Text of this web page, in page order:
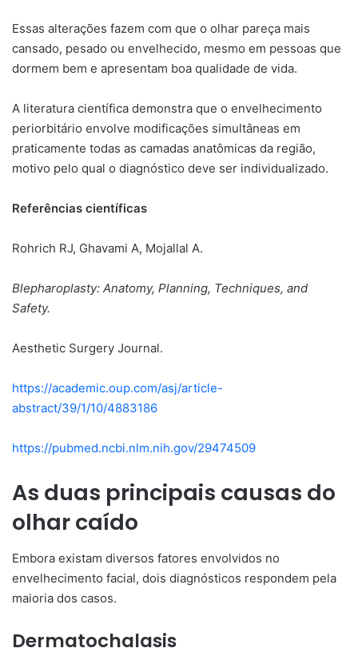
Essas alterações fazem com que o olhar pareça mais
cansado, pesado ou envelhecido, mesmo em pessoas que
dormem bem e apresentam boa qualidade de vida.
A literatura científica demonstra que o envelhecimento
periorbitário envolve modificações simultâneas em
praticamente todas as camadas anatômicas da região,
motivo pelo qual o diagnóstico deve ser individualizado.
Referências científicas
Rohrich RJ, Ghavami A, Mojallal A.
Blepharoplasty: Anatomy, Planning, Techniques, and
Safety.
Aesthetic Surgery Journal.
https://academic.oup.com/asj/article-
abstract/39/1/10/4883186
https://pubmed.ncbi.nlm.nih.gov/29474509
As duas principais causas do
olhar caído
Embora existam diversos fatores envolvidos no
envelhecimento facial, dois diagnósticos respondem pela
maioria dos casos.
Dermatochalasis